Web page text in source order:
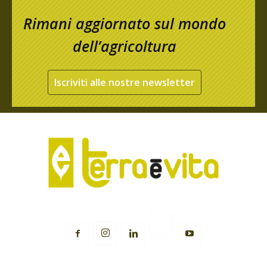
Rimani aggiornato sul mondo
dell’agricoltura
Iscriviti alle nostre newsletter